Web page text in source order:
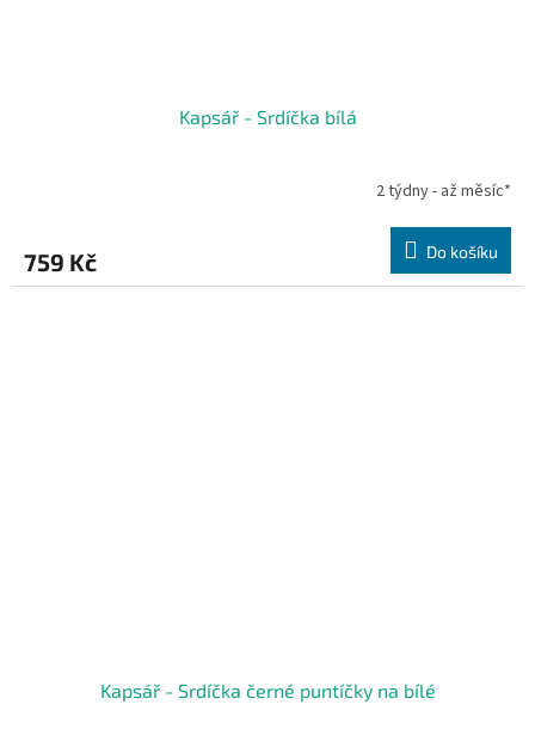
Kapsář - Srdíčka bílá
2 týdny - až měsíc*
759 Kč Do košíku
Kapsář - Srdíčka černé puntíčky na bílé